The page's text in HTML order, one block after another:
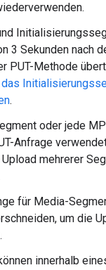
3 Sekunden nach
PUT-Methode
das
.
oder jede
Anfrage
mehrerer
für Media-
um die
innerhalb